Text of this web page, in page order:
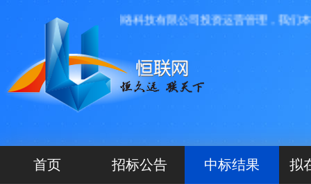
台，由河北源航网络科技有限公司投资运营管理，我们本着
首页 招标公告 中标结果 拟